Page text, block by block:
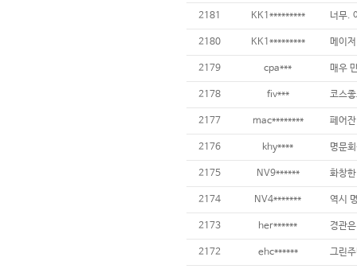
2181 KK1*********
2180 KK1*********
2179 cpa***
2178 fiv***
2177 mac********
2176 khy****
2175 NV9******
2174 NV4*******
2173 her******
2172 ehc******